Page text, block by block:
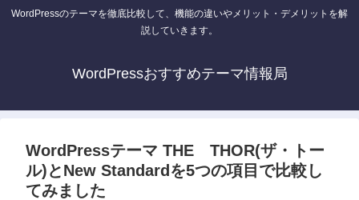
WordPressのテーマを徹底比較して、機能の違いやメリット・デメリットを解
説していきます。
WordPressおすすめテーマ情報局
WordPressテーマ THE THOR(ザ・トー
ル)とNew Standardを5つの項目で比較し
てみました